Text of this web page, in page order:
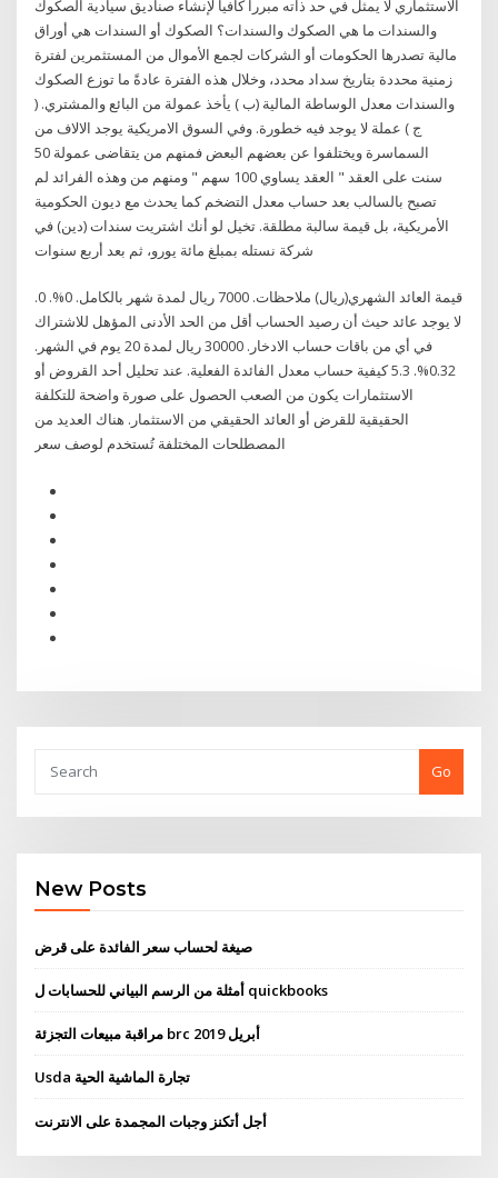
الاستثماري لا يمثل في حد ذاته مبررا كافيا لإنشاء صناديق سيادية الصكوك
والسندات ما هي الصكوك والسندات؟ الصكوك أو السندات هي أوراق
مالية تصدرها الحكومات أو الشركات لجمع الأموال من المستثمرين لفترة
زمنية محددة بتاريخ سداد محدد، وخلال هذه الفترة عادةً ما توزع الصكوك
والسندات معدل الوساطة المالية (ب ) يأخذ عمولة من البائع والمشتري. (
ج ) عملة لا يوجد فيه خطورة. وفي السوق الامريكية يوجد الالاف من
السماسرة ويختلفوا عن بعضهم البعض فمنهم من يتقاضى عمولة 50
سنت على العقد " العقد يساوي 100 سهم " ومنهم من وهذه الفرائد لم
تصبح بالسالب بعد حساب معدل التضخم كما يحدث مع ديون الحكومية
الأمريكية، بل قيمة سالبة مطلقة. تخيل لو أنك اشتريت سندات (دين) في
شركة نستله بمبلغ مائة يورو، ثم بعد أربع سنوات
قيمة العائد الشهري(ريال) ملاحظات. 7000 ريال لمدة شهر بالكامل. 0%. 0.
لا يوجد عائد حيث أن رصيد الحساب أقل من الحد الأدنى المؤهل للاشتراك
في أي من باقات حساب الادخار. 30000 ريال لمدة 20 يوم في الشهر.
0.32%. 5.3 كيفية حساب معدل الفائدة الفعلية. عند تحليل أحد القروض أو
الاستثمارات يكون من الصعب الحصول على صورة واضحة للتكلفة
الحقيقية للقرض أو العائد الحقيقي من الاستثمار. هناك العديد من
المصطلحات المختلفة تُستخدم لوصف سعر
Go
New Posts
صيغة لحساب سعر الفائدة على قرض
أمثلة من الرسم البياني للحسابات ل quickbooks
مراقبة مبيعات التجزئة brc 2019 أبريل
Usda تجارة الماشية الحية
أجل أتكنز وجبات المجمدة على الانترنت